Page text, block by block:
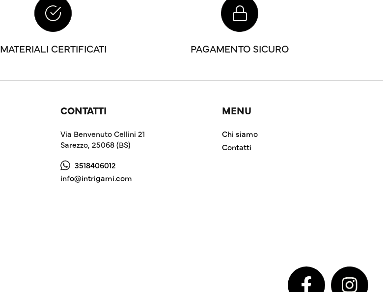
MATERIALI CERTIFICATI PAGAMENTO SICURO
CONTATTI
Via Benvenuto Cellini 21
Sarezzo, 25068 (BS)
3518406012
info@intrigami.com
MENU
Chi siamo
Contatti